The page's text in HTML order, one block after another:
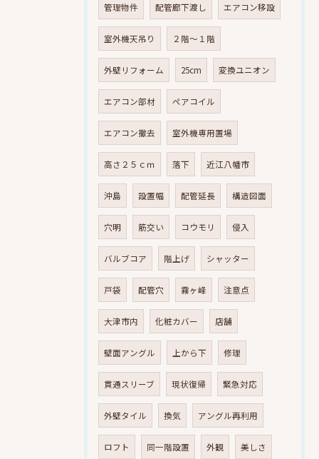
管理物件 配管廊下渡し エアコン移設
室外機天吊り ２階～１階
外壁リフォーム 25cm 変換ユニオン
エアコン部材 ペアコイル
エアコン撤去 室外機専用置場
高さ２５ｃｍ 落下 近江八幡市
沖島 設置幅 配管延長 構造図面
穴明 筋交い コウモリ 侵入
バルブコア 階上げ シャッター
戸袋 配管穴 霧ヶ峰 注意点
大津市内 化粧カバー 店舗
壁面アングル 上から下 修理
貫通スリーブ 現状復帰 緊急対応
外壁タイル 換気 アングル再利用
ロフト 同一階設置 外観 美しさ